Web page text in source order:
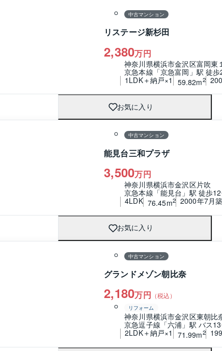
中古マンション
リステージ新杉田
2,380万円
神奈川県横浜市金沢区富岡東
京急本線「京急富岡」駅 徒
1LDK＋納戸×1
59.82m2
お気に入り
中古マンション
能見台三和プラザ
3,500万円
神奈川県横浜市金沢区片吹
京急本線「能見台」駅 徒歩
4LDK 76.45m2 2000年7月築
お気に入り
中古マンション
グランドメゾン朝比奈
2,180万円 （税込）
リフォーム
神奈川県横浜市金沢区東朝比
京急逗子線「六浦」駅 バス
2LDK＋納戸×1
71.99m2